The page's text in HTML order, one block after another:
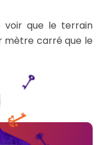
voir que le terrain
mètre carré que le